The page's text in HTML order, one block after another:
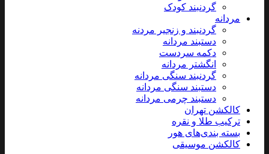
گردنبند کودک
مردانه
گردنبند و زنجیر مردنه
دستبند مردانه
دکمه سردست
انگشتر مردانه
گردنبند سنگی مردانه
دستبند سنگی مردانه
دستبند چرمی مردانه
کالکشن تهران
ترکیب طلا و نقره
بسته بندی‌های هور
کالکشن موسیقی